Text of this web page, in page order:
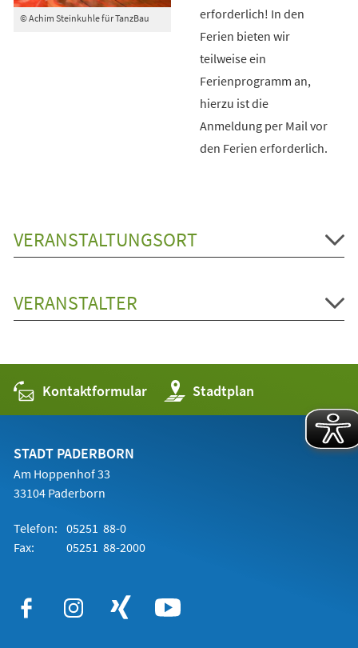
© Achim Steinkuhle für TanzBau
erforderlich! In den
Ferien bieten wir
teilweise ein
Ferienprogramm an,
hierzu ist die
Anmeldung per Mail vor
den Ferien erforderlich.
VERANSTALTUNGSORT
VERANSTALTER
Kontaktformular Stadtplan
(Öffnet
in
einem
STADT PADERBORN
Am Hoppenhof 33
33104 Paderborn
Telefon: 05251 88-0
Fax:
05251 88-2000